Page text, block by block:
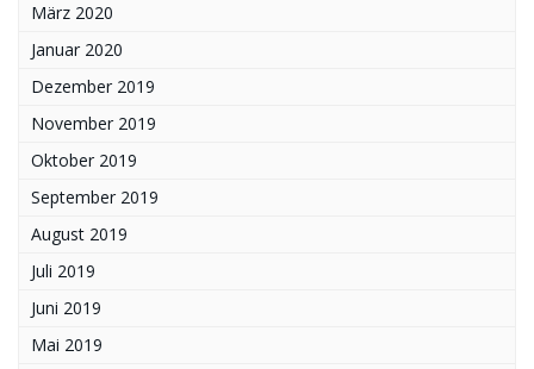
März 2020
Januar 2020
Dezember 2019
November 2019
Oktober 2019
September 2019
August 2019
Juli 2019
Juni 2019
Mai 2019